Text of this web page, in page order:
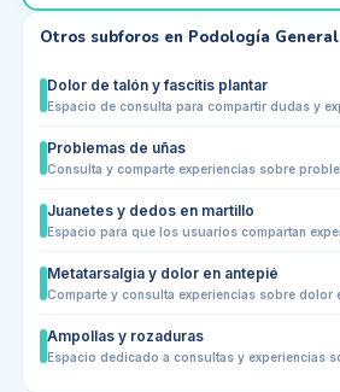
Otros subforos en Podología General
Dolor de talón y fascitis plantar
Problemas de uñas
Juanetes y dedos en martillo
Metatarsalgia y dolor en antepié
Ampollas y rozaduras